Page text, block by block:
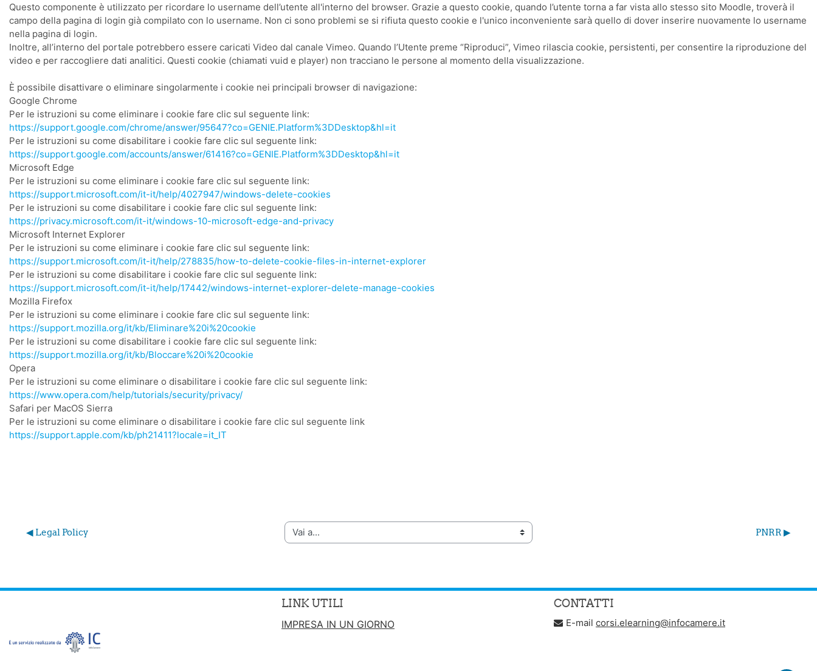
Questo componente è utilizzato per ricordare lo username dell’utente all'interno del browser. Grazie a questo cookie, quando l’utente torna a far vista allo stesso sito Moodle, troverà il
campo della pagina di login già compilato con lo username. Non ci sono problemi se si rifiuta questo cookie e l'unico inconveniente sarà quello di dover inserire nuovamente lo username
nella pagina di login.
Inoltre, all’interno del portale potrebbero essere caricati Video dal canale Vimeo. Quando l’Utente preme “Riproduci”, Vimeo rilascia cookie, persistenti, per consentire la riproduzione del
video e per raccogliere dati analitici. Questi cookie (chiamati vuid e player) non tracciano le persone al momento della visualizzazione.
È possibile disattivare o eliminare singolarmente i cookie nei principali browser di navigazione:
Google Chrome
Per le istruzioni su come eliminare i cookie fare clic sul seguente link:
https://support.google.com/chrome/answer/95647?co=GENIE.Platform%3DDesktop&hl=it
Per le istruzioni su come disabilitare i cookie fare clic sul seguente link:
https://support.google.com/accounts/answer/61416?co=GENIE.Platform%3DDesktop&hl=it
Microsoft Edge
Per le istruzioni su come eliminare i cookie fare clic sul seguente link:
https://support.microsoft.com/it-it/help/4027947/windows-delete-cookies
Per le istruzioni su come disabilitare i cookie fare clic sul seguente link:
https://privacy.microsoft.com/it-it/windows-10-microsoft-edge-and-privacy
Microsoft Internet Explorer
Per le istruzioni su come eliminare i cookie fare clic sul seguente link:
https://support.microsoft.com/it-it/help/278835/how-to-delete-cookie-files-in-internet-explorer
Per le istruzioni su come disabilitare i cookie fare clic sul seguente link:
https://support.microsoft.com/it-it/help/17442/windows-internet-explorer-delete-manage-cookies
Mozilla Firefox
Per le istruzioni su come eliminare i cookie fare clic sul seguente link:
https://support.mozilla.org/it/kb/Eliminare%20i%20cookie
Per le istruzioni su come disabilitare i cookie fare clic sul seguente link:
https://support.mozilla.org/it/kb/Bloccare%20i%20cookie
Opera
Per le istruzioni su come eliminare o disabilitare i cookie fare clic sul seguente link:
https://www.opera.com/help/tutorials/security/privacy/
Safari per MacOS Sierra
Per le istruzioni su come eliminare o disabilitare i cookie fare clic sul seguente link
https://support.apple.com/kb/ph21411?locale=it_IT
◀︎ Legal Policy Vai a... PNRR ▶︎
LINK UTILI
IMPRESA IN UN GIORNO
CONTATTI
E-mail corsi.elearning@infocamere.it